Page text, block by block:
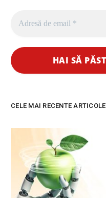
CELE MAI RECENTE ARTICOLE